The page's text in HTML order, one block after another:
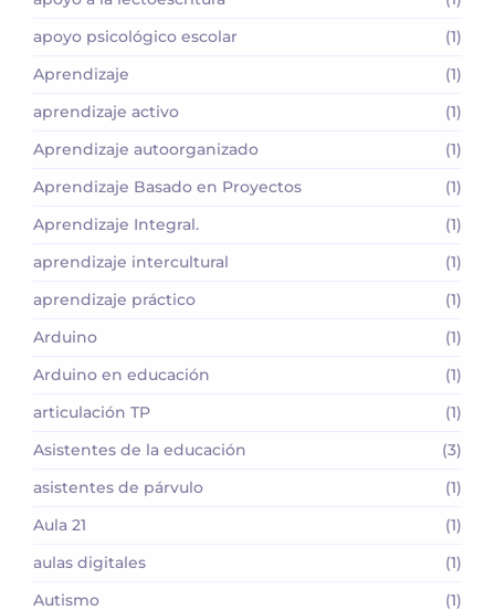
apoyo psicológico escolar
(1)
Aprendizaje
(1)
aprendizaje activo
(1)
Aprendizaje autoorganizado
(1)
Aprendizaje Basado en Proyectos
(1)
Aprendizaje Integral.
(1)
aprendizaje intercultural
(1)
aprendizaje práctico
(1)
Arduino
(1)
Arduino en educación
(1)
articulación TP
(1)
Asistentes de la educación
(3)
asistentes de párvulo
(1)
Aula 21
(1)
aulas digitales
(1)
Autismo
(1)